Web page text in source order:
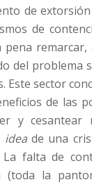
de
de
remarcar,
del problema
Este sector
de las
y cesantear
ideade una
falta de
(toda la